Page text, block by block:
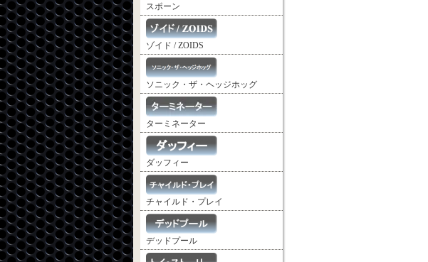
スポーン
ゾイド / ZOIDS
ソニック・ザ・ヘッジホッグ
ターミネーター
ダッフィー
チャイルド・プレイ
デッドプール